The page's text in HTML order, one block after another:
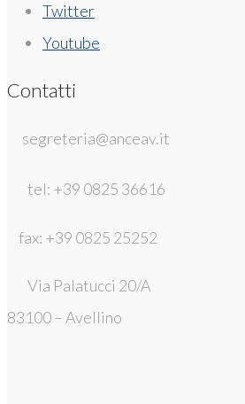
Twitter
Youtube
Contatti
segreteria@anceav.it
tel: +39 0825 36616
fax: +39 0825 25252
Via Palatucci 20/A
83100 – Avellino